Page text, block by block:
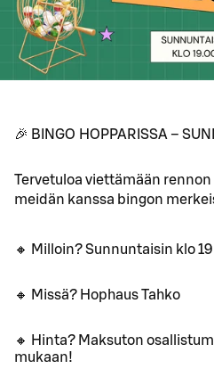
🎉 BINGO HOPPARISSA –
Tervetuloa viettämään
meidän kanssa bingon
🔸 Milloin? Sunnuntaisin klo 19
🔸 Missä? Hophaus Tahko
🔸 Hinta? Maksuton
mukaan!